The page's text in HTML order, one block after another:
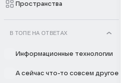
Пространства
В ТОПЕ НА ОТВЕТАХ
Информационные технологии
А сейчас что-то совсем другое